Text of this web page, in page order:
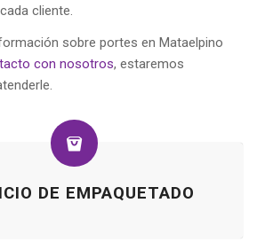
cliente.
sobre portes en Mataelpino
con nosotros, estaremos
DE EMPAQUETADO